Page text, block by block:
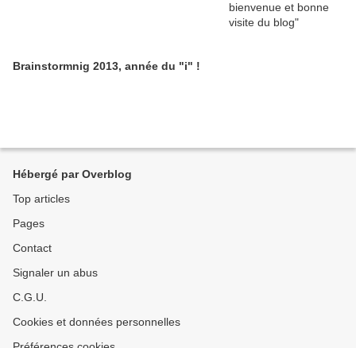
Brainstormnig 2013, année du "i" !
Hébergé par Overblog
Top articles
Pages
Contact
Signaler un abus
C.G.U.
Cookies et données personnelles